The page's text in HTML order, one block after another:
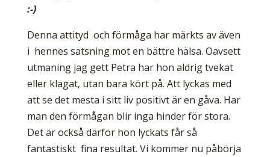
:-)
Denna attityd och förmåga har märkts av även
i hennes satsning mot en bättre hälsa. Oavsett
utmaning jag gett Petra har hon aldrig tvekat
eller klagat, utan bara kört på. Att lyckas med
att se det mesta i sitt liv positivt är en gåva. Har
man den förmågan blir inga hinder för stora.
Det är också därför hon lyckats får så
fantastiskt fina resultat. Vi kommer nu påbörja